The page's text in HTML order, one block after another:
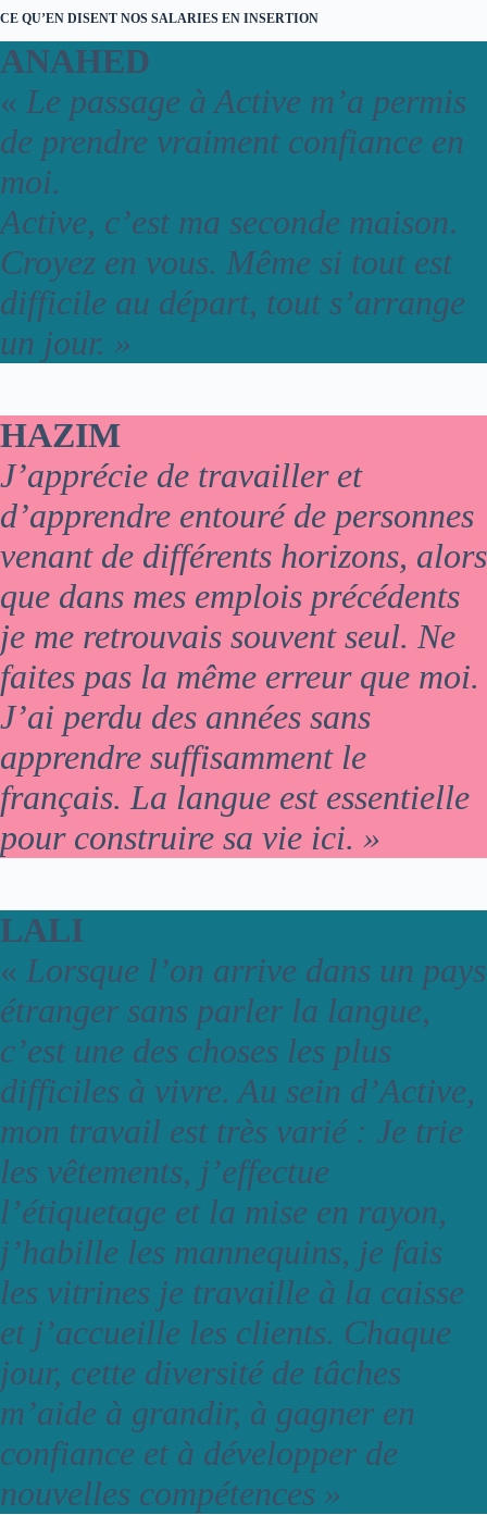
CE QU’EN DISENT NOS SALARIES EN INSERTION
ANAHED
« Le passage à Active m’a permis
de prendre vraiment confiance en
moi.
Active, c’est ma seconde maison.
Croyez en vous. Même si tout est
difficile au départ, tout s’arrange
un jour. »
HAZIM
J’apprécie de travailler et
d’apprendre entouré de personnes
venant de différents horizons, alors
que dans mes emplois précédents
je me retrouvais souvent seul. Ne
faites pas la même erreur que moi.
J’ai perdu des années sans
apprendre suffisamment le
français. La langue est essentielle
pour construire sa vie ici. »
LALI
« Lorsque l’on arrive dans un pays
étranger sans parler la langue,
c’est une des choses les plus
difficiles à vivre. Au sein d’Active,
mon travail est très varié : Je trie
les vêtements, j’effectue
l’étiquetage et la mise en rayon,
j’habille les mannequins, je fais
les vitrines je travaille à la caisse
et j’accueille les clients. Chaque
jour, cette diversité de tâches
m’aide à grandir, à gagner en
confiance et à développer de
nouvelles compétences »